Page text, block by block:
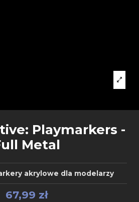
Playmarkers -
Metal
akrylowe dla modelarzy
67,99 zł